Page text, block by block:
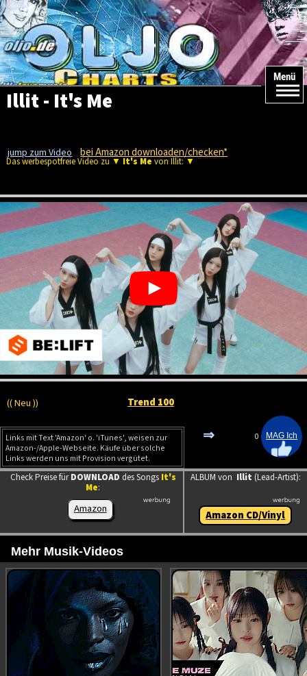
Menü
Illit - It's Me
jump zum Video bei Amazon downloaden/checken*
Das werbespotfreie Video zu ▼ It's Me von Illit: ▼
(( Neu )) Trend 100
Links mit Text 'Amazon' o. 'iTunes', weisen zur
Amazon-/Apple-Webseite. Käufe über solche
Links werden uns mit Provision vergütet.
⇒ 0
Check Preise fürDOWNLOAD des Songs It's
Me:
Amazon
ALBUM von Illit (Lead-Artist):
Amazon CD/Vinyl
Mehr Musik-Videos